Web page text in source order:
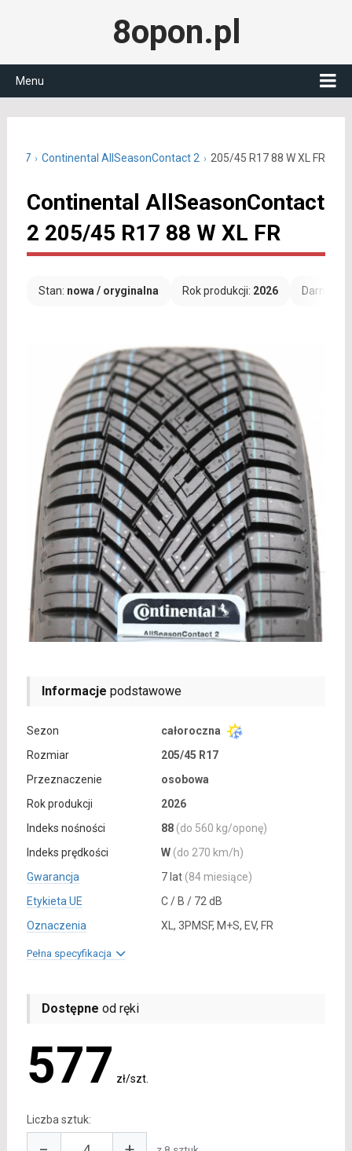
8opon.pl
Menu
R17 Continental AllSeasonContact 2 205/45 R17 88 W XL FR
Continental AllSeasonContact
2 205/45 R17 88 W XL FR
Stan: nowa / oryginalna Rok produkcji: 2026
Informacje podstawowe
Sezon
całoroczna
Rozmiar
205/45 R17
Przeznaczenie
osobowa
Rok produkcji
2026
Indeks nośności
88 (do 560 kg/oponę)
Indeks prędkości
W (do 270 km/h)
Gwarancja
7 lat (84 miesiące)
Etykieta UE
C / B / 72 dB
Oznaczenia
XL, 3PMSF, M+S, EV, FR
Pełna specyfikacja
Dostępne od ręki
577 zł/szt.
Liczba sztuk: